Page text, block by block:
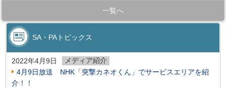
一覧へ
SA・PAトピックス
2022年4月9日
メディア紹介
4月9日放送 NHK「突撃カネオくん」でサービスエリアを紹
介！！